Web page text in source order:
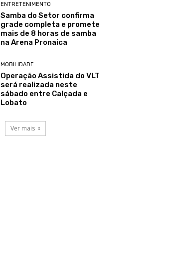
ENTRETENIMENTO
Samba do Setor confirma
grade completa e promete
mais de 8 horas de samba
na Arena Pronaica
MOBILIDADE
Operação Assistida do VLT
será realizada neste
sábado entre Calçada e
Lobato
Ver mais